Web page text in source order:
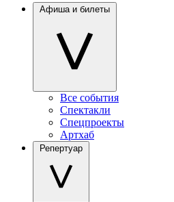
Афиша и билеты
Все события
Спектакли
Спецпроекты
Артхаб
Репертуар